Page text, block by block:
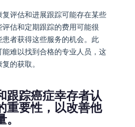
评估和进展跟踪可能存在某些
估和定期跟踪的费用可能很
者获得这些服务的机会。此
难以找到合格的专业人员，这
的获取。
跟踪癌症幸存者认
重要性，以改善他